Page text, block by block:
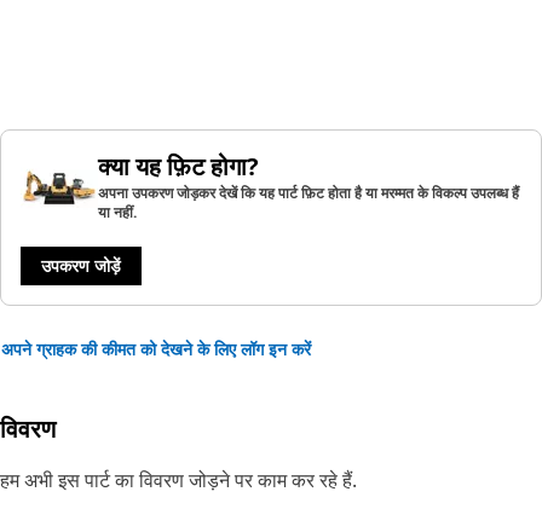
क्या यह फ़िट होगा?
अपना उपकरण जोड़कर देखें कि यह पार्ट फ़िट होता है या मरम्मत के विकल्प उपलब्ध हैं
या नहीं.
उपकरण जोड़ें
अपने ग्राहक की कीमत को देखने के लिए लॉग इन करें
विवरण
हम अभी इस पार्ट का विवरण जोड़ने पर काम कर रहे हैं.